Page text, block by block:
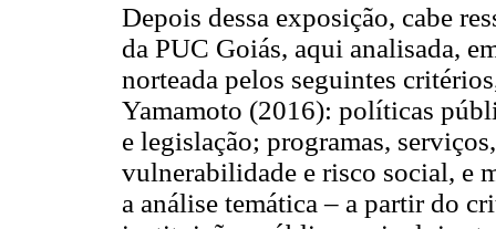
Depois dessa exposição, cabe
da PUC Goiás, aqui analisada,
norteada pelos seguintes
Yamamoto (2016): políticas
e legislação; programas,
vulnerabilidade e risco social, e
a análise temática – a partir do